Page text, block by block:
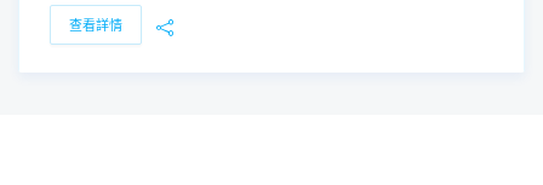
查看詳情